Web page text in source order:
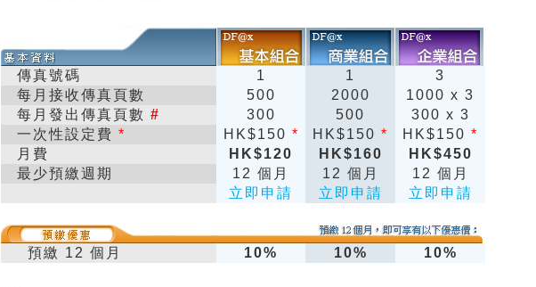
傳真號碼 1 1
3
每月接收傳真頁數
500 2000
1000 x 3
每月發出傳真頁數 # 300 500
300 x 3
一次性設定費 * HK$150 * HK$150 * HK$150 *
月費
HK$120 HK$160
HK$450
最少預繳週期
12 個月 12 個月
12 個月
立即申請
立即申請 立即申請
預繳 12 個月 10% 10% 10%